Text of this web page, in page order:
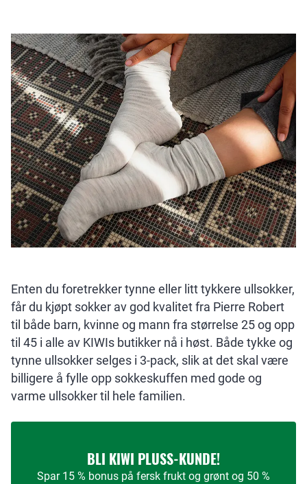
Enten du foretrekker tynne eller litt tykkere ullsokker,
får du kjøpt sokker av god kvalitet fra Pierre Robert
til både barn, kvinne og mann fra størrelse 25 og opp
til 45 i alle av KIWIs butikker nå i høst. Både tykke og
tynne ullsokker selges i 3-pack, slik at det skal være
billigere å fylle opp sokkeskuffen med gode og
varme ullsokker til hele familien.
BLI KIWI PLUSS-KUNDE!
Spar 15 % bonus på fersk frukt og grønt og 50 %